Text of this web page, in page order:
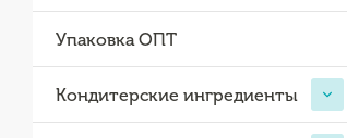
Упаковка ОПТ
Кондитерские ингредиенты